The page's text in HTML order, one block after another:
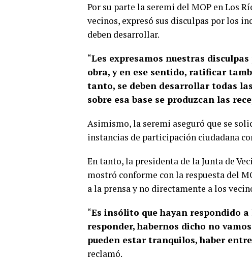
Por su parte la seremi del MOP en Los
vecinos, expresó sus disculpas por los
deben desarrollar.
“Les expresamos nuestras
obra, y en ese sentido, ratificar
tanto, se deben desarrollar todas
sobre esa base se produzcan las
Asimismo, la seremi aseguró que se
instancias de participación ciudadana
En tanto, la presidenta de la Junta de
mostró conforme con la respuesta del
a la prensa y no directamente a los
“Es insólito que hayan respondido
responder, habernos dicho no
pueden estar tranquilos, haber
reclamó.